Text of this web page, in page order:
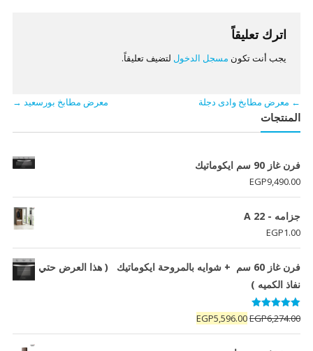
اترك تعليقاً
يجب أنت تكون مسجل الدخول لتضيف تعليقاً.
← معرض مطابخ وادى دجلة معرض مطابخ بورسعيد →
المنتجات
فرن غاز 90 سم ايكوماتيك
EGP9,490.00
جزامه - A 22
EGP1.00
فرن غاز 60 سم + شوايه بالمروحة ايكوماتيك ( هذا العرض حتي
نفاذ الكميه )
تم التقييم
5.00 من 5EGP6,274.00
السعر
الأصلي
EGP5,596.00
السعر
الحالي